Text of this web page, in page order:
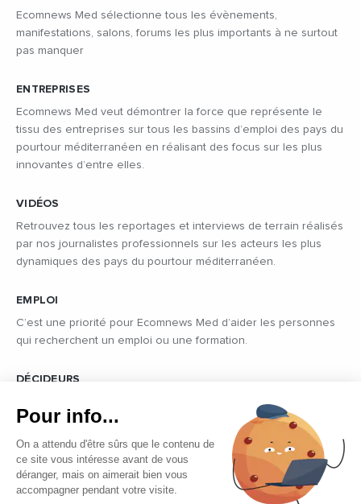
Ecomnews Med sélectionne tous les évènements,
manifestations, salons, forums les plus importants à ne surtout
pas manquer
ENTREPRISES
Ecomnews Med veut démontrer la force que représente le
tissu des entreprises sur tous les bassins d’emploi des pays du
pourtour méditerranéen en réalisant des focus sur les plus
innovantes d’entre elles.
VIDÉOS
Retrouvez tous les reportages et interviews de terrain réalisés
par nos journalistes professionnels sur les acteurs les plus
dynamiques des pays du pourtour méditerranéen.
EMPLOI
C’est une priorité pour Ecomnews Med d’aider les personnes
qui recherchent un emploi ou une formation.
DÉCIDEURS
politique des pays du pourtour de la Méditerranée.
Pour info...
On a attendu d'être sûrs que le contenu de
ce site vous intéresse avant de vous
déranger, mais on aimerait bien vous
accompagner pendant votre visite.